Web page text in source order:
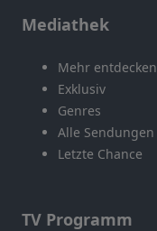
Mediathek
Mehr entdecken
Exklusiv
Genres
Alle Sendungen
Letzte Chance
TV Programm